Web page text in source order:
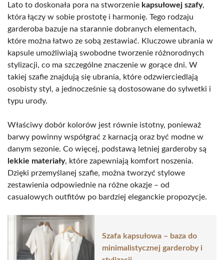
Lato to doskonała pora na stworzenie kapsułowej szafy,
która łączy w sobie prostotę i harmonię. Tego rodzaju
garderoba bazuje na starannie dobranych elementach,
które można łatwo ze sobą zestawiać. Kluczowe ubrania w
kapsule umożliwiają swobodne tworzenie różnorodnych
stylizacji, co ma szczególne znaczenie w gorące dni. W
takiej szafie znajdują się ubrania, które odzwierciedlają
osobisty styl, a jednocześnie są dostosowane do sylwetki i
typu urody.
Właściwy dobór kolorów jest równie istotny, ponieważ
barwy powinny współgrać z karnacją oraz być modne w
danym sezonie. Co więcej, podstawą letniej garderoby są
lekkie materiały, które zapewniają komfort noszenia.
Dzięki przemyślanej szafie, można tworzyć stylowe
zestawienia odpowiednie na różne okazje – od
casualowych outfitów po bardziej eleganckie propozycje.
Szafa kapsułowa – baza do
minimalistycznej garderoby i